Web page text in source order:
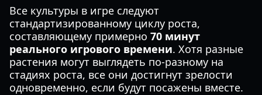
Все культуры в игре следуют
стандартизированному циклу роста,
составляющему примерно 70 минут
реального игрового времени. Хотя разные
растения могут выглядеть по-разному на
стадиях роста, все они достигнут зрелости
одновременно, если будут посажены вместе.